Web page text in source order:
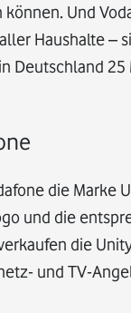
Und
Haushalte –
Deutschland
die Marke
und die
die
und TV-